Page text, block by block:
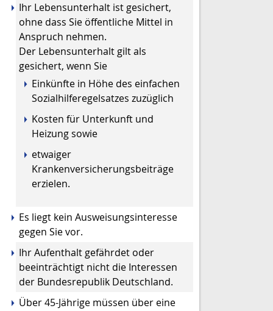
Ihr Lebensunterhalt ist gesichert,
ohne dass Sie öffentliche Mittel in
Anspruch nehmen.
Der Lebensunterhalt gilt als
gesichert, wenn Sie
Einkünfte in Höhe des einfachen
Sozialhilferegelsatzes zuzüglich
Kosten für Unterkunft und
Heizung sowie
etwaiger
Krankenversicherungsbeiträge
erzielen.
Es liegt kein Ausweisungsinteresse
gegen Sie vor.
Ihr Aufenthalt gefährdet oder
beeinträchtigt nicht die Interessen
der Bundesrepublik Deutschland.
Über 45-Jährige müssen über eine